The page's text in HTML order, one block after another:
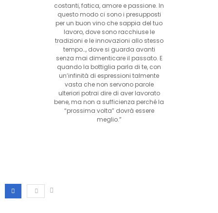
costanti, fatica, amore e passione. In
questo modo ci sono i presupposti
per un buon vino che sappia del tuo
lavoro, dove sono racchiuse le
tradizioni e le innovazioni allo stesso
tempo…, dove si guarda avanti
senza mai dimenticare il passato. E
quando la bottiglia parla di te, con
un’infinità di espressioni talmente
vasta che non servono parole
ulteriori potrai dire di aver lavorato
bene, ma non a sufficienza perché la
“prossima volta” dovrà essere
meglio.”